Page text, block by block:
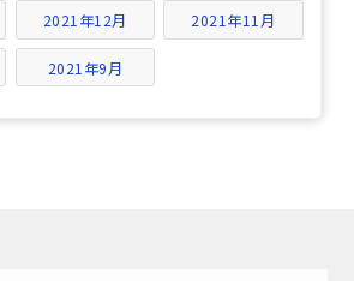
2021年12月 2021年11月
2021年9月